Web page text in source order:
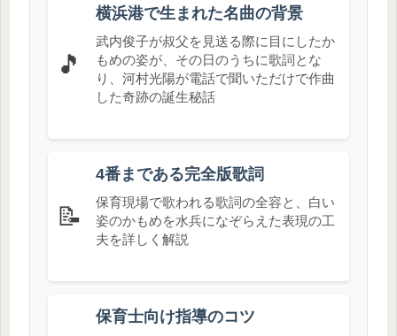
🎵
横浜港で生まれた名曲の背景
武内俊子が叔父を見送る際に目にしたか
もめの姿が、その日のうちに歌詞とな
り、河村光陽が電話で聞いただけで作曲
した奇跡の誕生秘話
📝
4番まである完全版歌詞
保育現場で歌われる歌詞の全容と、白い
姿のかもめを水兵になぞらえた表現の工
夫を詳しく解説
保育士向け指導のコツ